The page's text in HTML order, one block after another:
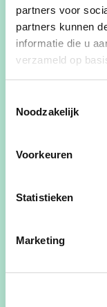
partners voor
partners kunnen
informatie die u
verzameld op
Noodzakelijk
Voorkeuren
Statistieken
Marketing
Oma van
Lid
Voorzitter
Steunend
Okra, Vief,
1991,
Houdt van
van de
Wil de
Gaat voor
leuk vind